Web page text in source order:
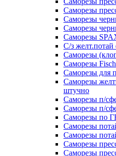
Саморезы
Саморезы
Саморезы
Cаморезы
С/з
Саморезы
Саморезы
Саморезы для
Саморезы
штучно
Саморезы п/
Саморезы п/
Саморезы по
Саморезы
Саморезы
Саморезы
Саморезы